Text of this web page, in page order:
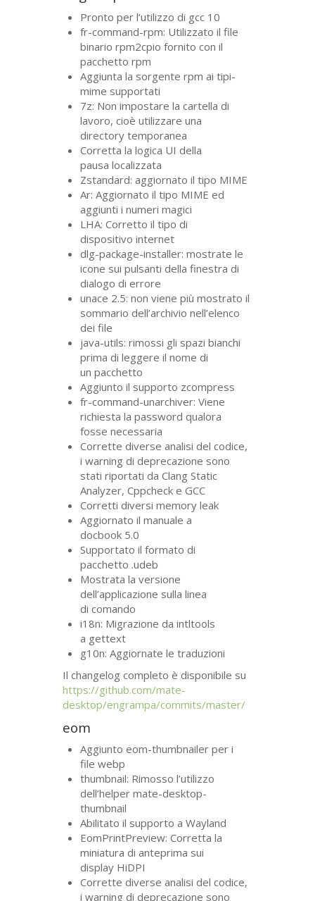
Pronto per l’utilizzo di gcc 10
fr-command-rpm: Utilizzato il file
binario rpm2cpio fornito con il
pacchetto rpm
Aggiunta la sorgente rpm ai tipi-
mime supportati
7z: Non impostare la cartella di
lavoro, cioè utilizzare una
directory temporanea
Corretta la logica UI della
pausa localizzata
Zstandard: aggiornato il tipo MIME
Ar: Aggiornato il tipo MIME ed
aggiunti i numeri magici
LHA: Corretto il tipo di
dispositivo internet
dlg-package-installer: mostrate le
icone sui pulsanti della finestra di
dialogo di errore
unace 2.5: non viene più mostrato il
sommario dell’archivio nell’elenco
dei file
java-utils: rimossi gli spazi bianchi
prima di leggere il nome di
un pacchetto
Aggiunto il supporto zcompress
fr-command-unarchiver: Viene
richiesta la password qualora
fosse necessaria
Corrette diverse analisi del codice,
i warning di deprecazione sono
stati riportati da Clang Static
Analyzer, Cppcheck eGCC
Corretti diversi memory leak
Aggiornato il manuale a
docbook 5.0
Supportato il formato di
pacchetto .udeb
Mostrata la versione
dell’applicazione sulla linea
di comando
i18n: Migrazione da intltools
a gettext
g10n: Aggiornate le traduzioni
Il changelog completo è disponibile su
https://github.com/mate-
desktop/engrampa/commits/master/
eom
Aggiunto eom-thumbnailer per i
file webp
thumbnail: Rimosso l’utilizzo
dell’helper mate-desktop-
thumbnail
Abilitato il supporto a Wayland
EomPrintPreview: Corretta la
miniatura di anteprima sui
display HiDPI
Corrette diverse analisi del codice,
i warning di deprecazione sono